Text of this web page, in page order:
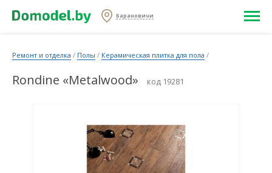
Барановичи
Ремонт и отделка / Полы / Керамическая плитка для пола /
Rondine «Metalwood» код 19281